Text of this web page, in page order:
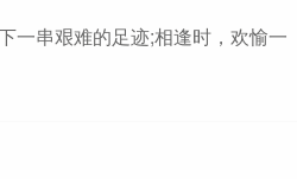
一串艰难的足迹;相逢时，欢愉一